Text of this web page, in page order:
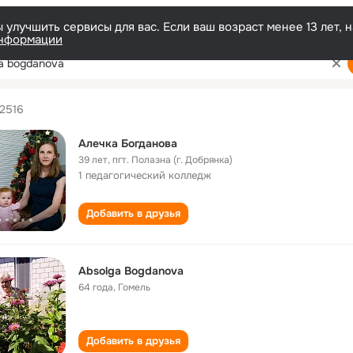
сервисы для вас. Если ваш возраст менее 13
bogdanova
2516
Алечка Богданова
39 лет,пгт. Полазна (г. Добрянка)
1 педагогический колледж
Добавить в друзья
Absolga Bogdanova
64 года, Гомель
Добавить в друзья